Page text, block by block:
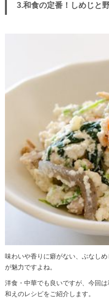
3.和食の定番！しめじと
味わいや香りに癖がない、ぶなし
が魅力ですよね。
洋食・中華でも良いですが、今回
和えのレシピをご紹介します。